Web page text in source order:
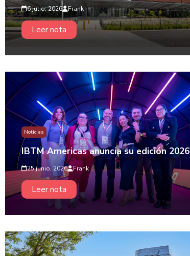
6 julio, 2026 Frank
Leer nota
Noticias
IBTM Americas anuncia su edición 2026
25 junio, 2026 Frank
Leer nota